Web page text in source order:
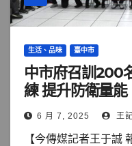
生活、品味 臺中市
中市府召訓200
練 提升防衛量能
6 月 7, 2025 王
【今傳媒記者王于誠